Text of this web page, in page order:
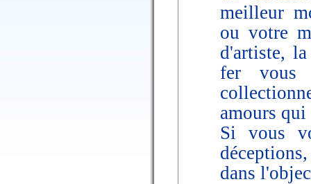
meilleur
ou votre
d'artiste,
fer vous
amours
Si vous
dans